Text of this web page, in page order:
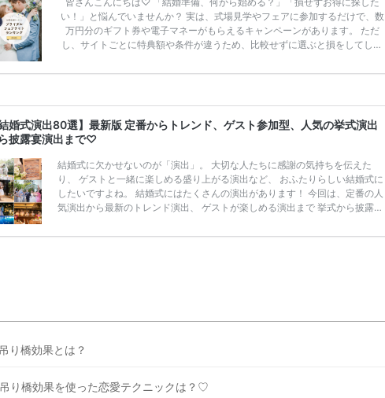
い！」と悩んでいませんか？ 実は、式場見学やフェアに参加するだけで、数
万円分のギフト券や電子マネーがもらえるキャンペーンがあります。 ただ
し、サイトごとに特典額や条件が違うため、比較せずに選ぶと損をしてしま
ンペーン特典ランキングを公開！ 比較サイト：プラコレ、ゼクシィ、ハナユ
結婚式演出80選】最新版 定番からトレンド、ゲスト参加型、人気の挙式演出
披露宴演出まで♡
結婚式に欠かせないのが「演出」。 大切な人たちに感謝の気持ちを伝えた
り、 ゲストと一緒に楽しめる盛り上がる演出など、 おふたりらしい結婚式に
したいですよね。 結婚式にはたくさんの演出があります！ 今回は、定番の人
気演出から最新のトレンド演出、 ゲストが楽しめる演出まで 挙式から披露宴
月の式場探しで特典が貰えるサイトランキング♡ 【7月はとっても豪華◎*】
吊り橋効果とは？
吊り橋効果を使った恋愛テクニックは？♡